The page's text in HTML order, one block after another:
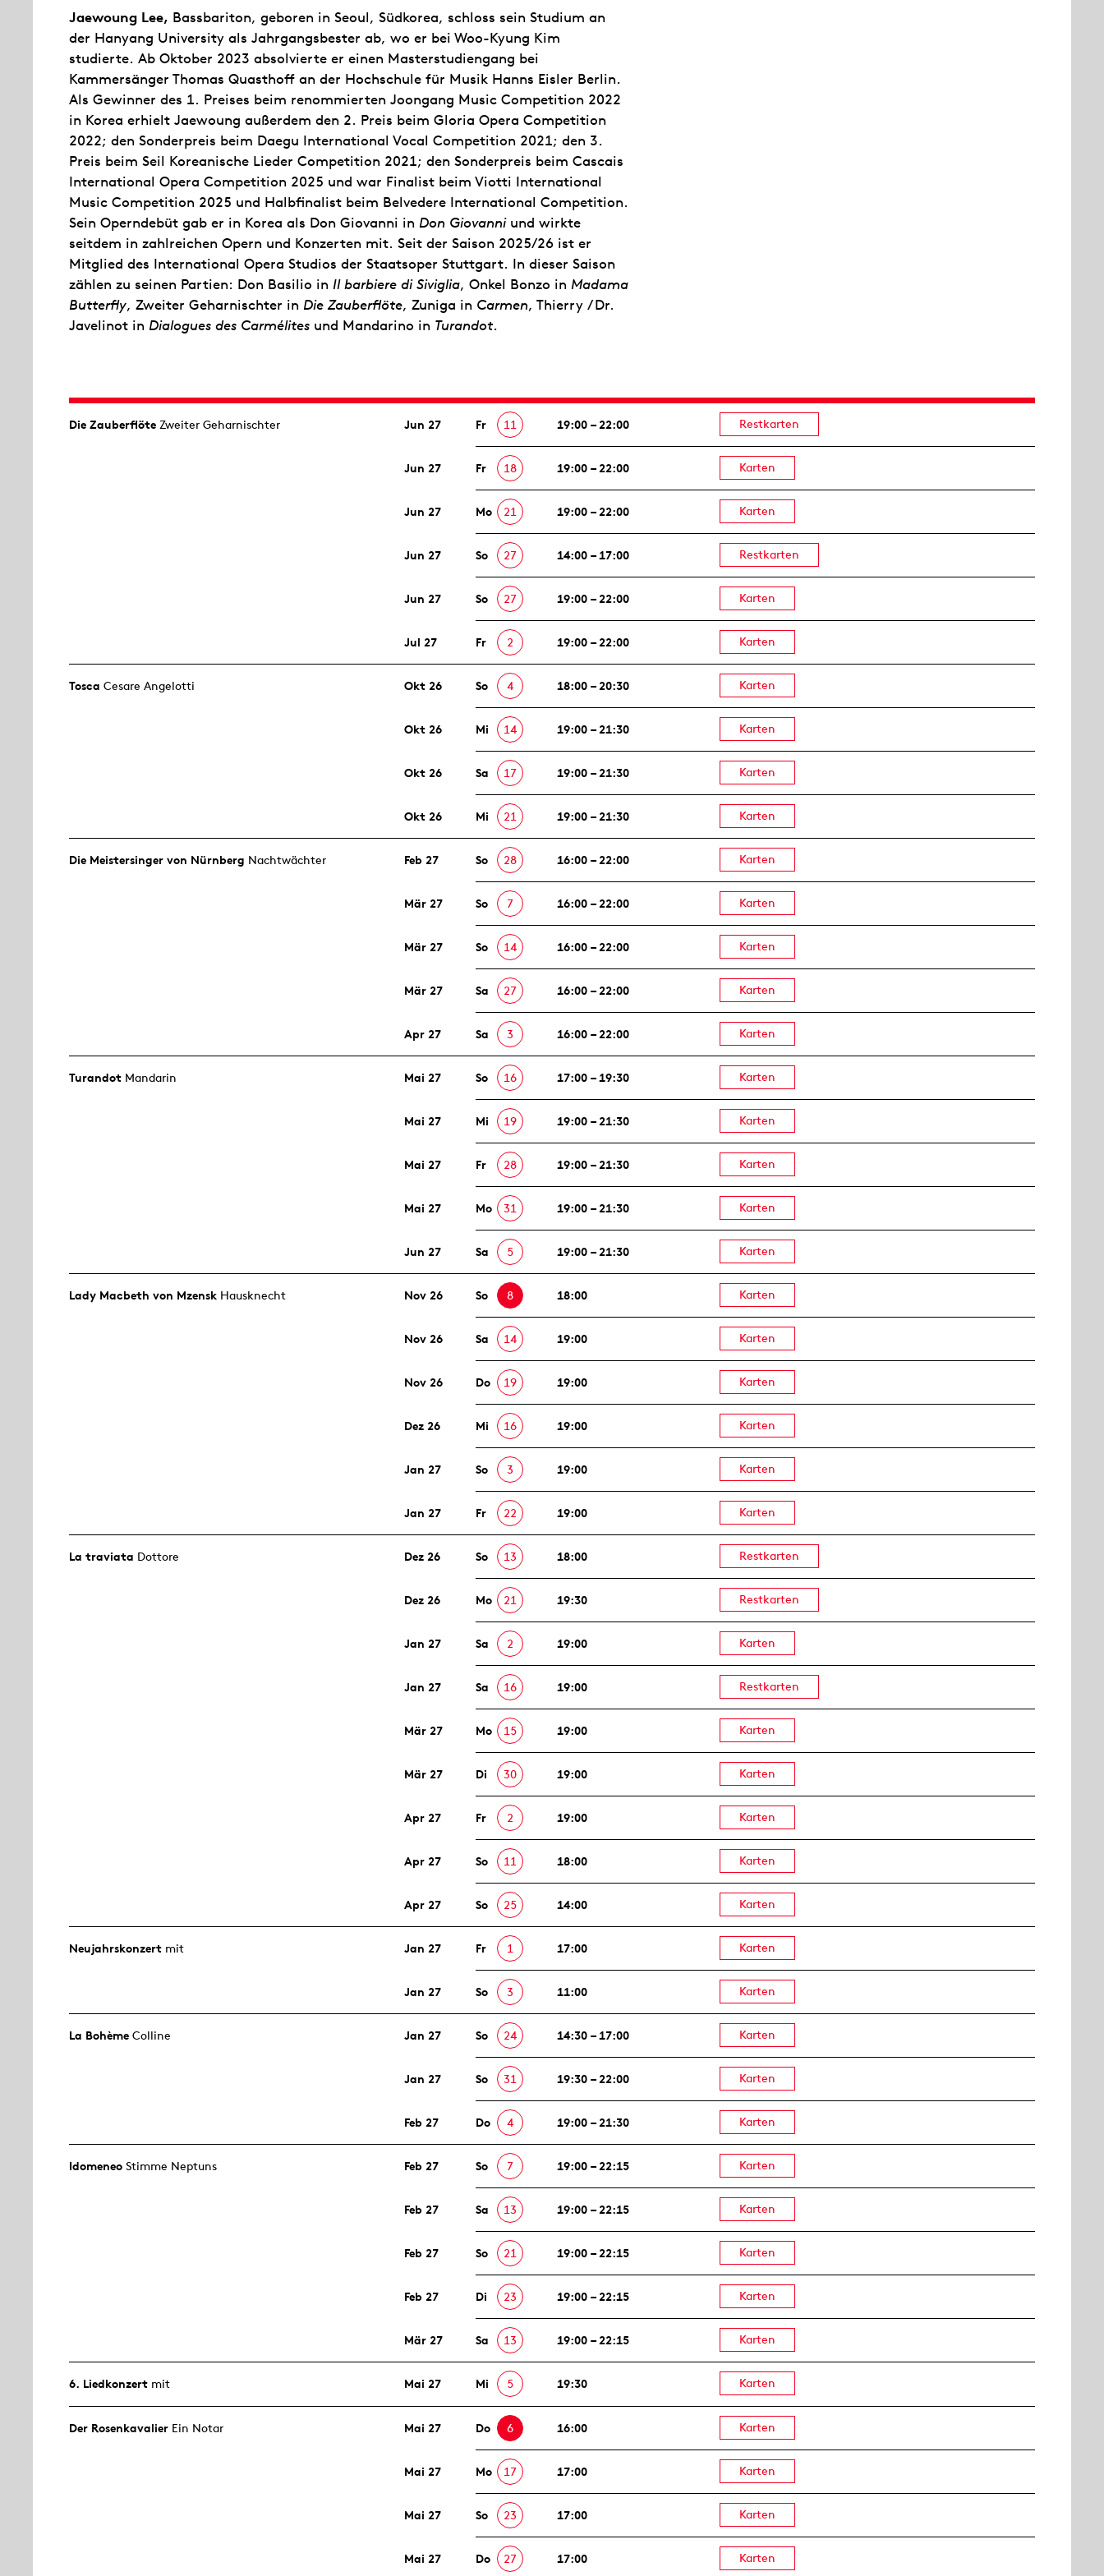
Jaewoung Lee, Bassbariton, geboren in Seoul, Südkorea, schloss sein Studium an
der Hanyang University als Jahrgangsbester ab, wo er bei Woo-Kyung Kim
studierte. Ab Oktober 2023 absolvierte er einen Masterstudiengang bei
Kammersänger Thomas Quasthoff an der Hochschule für Musik Hanns Eisler Berlin.
Als Gewinner des 1. Preises beim renommierten Joongang Music Competition 2022
in Korea erhielt Jaewoung außerdem den 2. Preis beim Gloria Opera Competition
2022; den Sonderpreis beim Daegu International Vocal Competition 2021; den 3.
Preis beim Seil Koreanische Lieder Competition 2021; den Sonderpreis beim Cascais
International Opera Competition 2025 und war Finalist beim Viotti International
Music Competition 2025 und Halbfinalist beim Belvedere International Competition.
Sein Operndebüt gab er in Korea als Don Giovanni in Don Giovanniund wirkte
seitdem in zahlreichen Opern und Konzerten mit. Seit der Saison 2025/26 ist er
Mitglied des International Opera Studios der Staatsoper Stuttgart. In dieser Saison
zählen zu seinen Partien: Don Basilio in Il barbiere di Siviglia, Onkel Bonzo in Madama
Butterfly, Zweiter Geharnischter in Die Zauberflöte, Zuniga in Carmen, Thierry / Dr.
Javelinot in Dialogues des Carmélites und Mandarino in Turandot.
Die Zauberflöte Zweiter Geharnischter Jun 27 Fr 11 19:00 – 22:00 Restkarten
Jun 27 Fr 18 19:00 – 22:00 Karten
Jun 27 Mo 21 19:00 – 22:00 Karten
Jun 27 So 27 14:00 – 17:00 Restkarten
Jun 27 So 27 19:00 – 22:00 Karten
Jul 27 Fr 2 19:00 – 22:00 Karten
Tosca Cesare Angelotti Okt 26 So 4 18:00 – 20:30 Karten
Okt 26 Mi 14 19:00 – 21:30 Karten
Okt 26 Sa 17 19:00 – 21:30 Karten
Okt 26 Mi 21 19:00 – 21:30 Karten
Die Meistersinger von Nürnberg Nachtwächter Feb 27 So 28 16:00 – 22:00 Karten
Mär 27 So 7 16:00 – 22:00 Karten
Mär 27 So 14 16:00 – 22:00 Karten
Mär 27 Sa 27 16:00 – 22:00 Karten
Apr 27 Sa 3 16:00 – 22:00 Karten
Turandot Mandarin Mai 27 So 16 17:00 – 19:30 Karten
Mai 27 Mi 19 19:00 – 21:30 Karten
Mai 27 Fr 28 19:00 – 21:30 Karten
Mai 27 Mo 31 19:00 – 21:30 Karten
Jun 27 Sa 5 19:00 – 21:30 Karten
Lady Macbeth von Mzensk Hausknecht Nov 26 So 8 18:00 Karten
Nov 26 Sa 14 19:00 Karten
Nov 26 Do 19 19:00 Karten
Dez 26 Mi 16 19:00 Karten
Jan 27 So 3 19:00 Karten
Jan 27 Fr 22 19:00 Karten
La traviata Dottore Dez 26 So 13 18:00 Restkarten
Dez 26 Mo 21 19:30 Restkarten
Jan 27 Sa 2 19:00 Karten
Jan 27 Sa 16 19:00 Restkarten
Mär 27 Mo 15 19:00 Karten
Mär 27 Di 30 19:00 Karten
Apr 27 Fr 2 19:00 Karten
Apr 27 So 11 18:00 Karten
Apr 27 So 25 14:00 Karten
Neujahrs­konzert mit Jan 27 Fr 1 17:00 Karten
Jan 27 So 3 11:00 Karten
La Bohème Colline Jan 27 So 24 14:30 – 17:00 Karten
Jan 27 So 31 19:30 – 22:00 Karten
Feb 27 Do 4 19:00 – 21:30 Karten
Idomeneo Stimme Neptuns Feb 27 So 7 19:00 – 22:15 Karten
Feb 27 Sa 13 19:00 – 22:15 Karten
Feb 27 So 21 19:00 – 22:15 Karten
Feb 27 Di 23 19:00 – 22:15 Karten
Mär 27 Sa 13 19:00 – 22:15 Karten
6. Lied­konzert mit Mai 27 Mi 5 19:30 Karten
Der Rosen­kavalier Ein Notar Mai 27 Do 6 16:00 Karten
Mai 27 Mo 17 17:00 Karten
Mai 27 So 23 17:00 Karten
Mai 27 Do 27 17:00 Karten